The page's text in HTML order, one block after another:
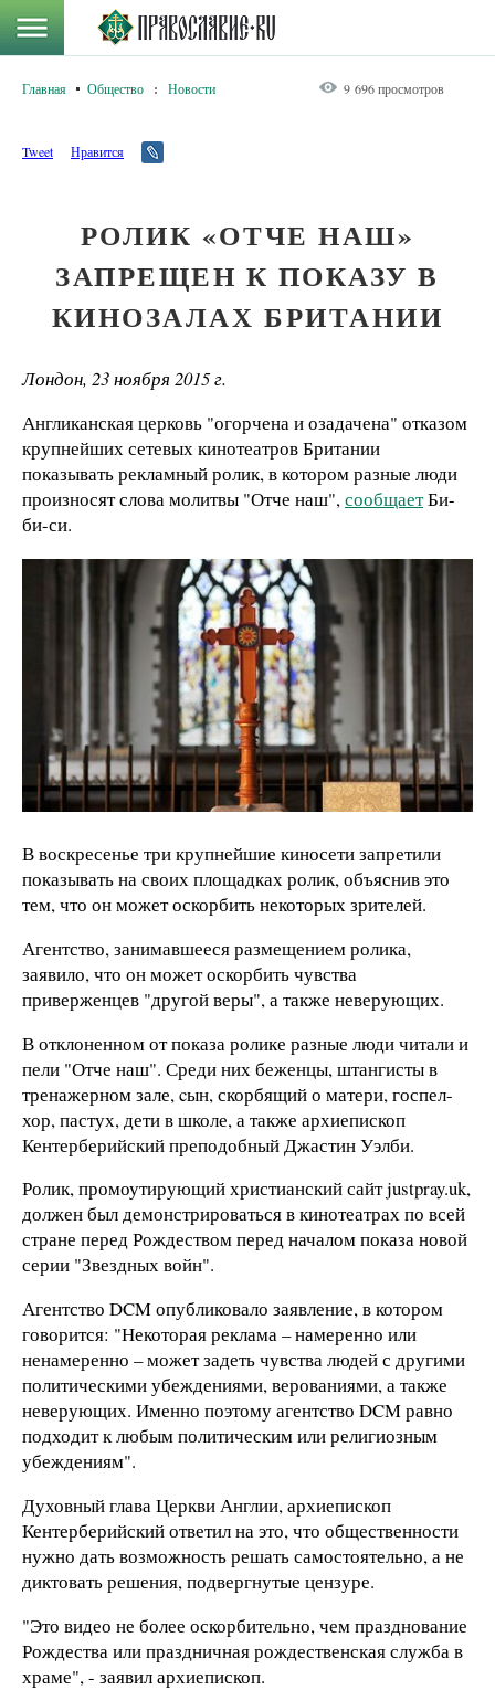
Главная Общество : Новости 9 696 просмотров
Tweet Нравится
РОЛИК «ОТЧЕ НАШ»
ЗАПРЕЩЕН К ПОКАЗУ В
КИНОЗАЛАХ БРИТАНИИ
Лондон, 23 ноября 2015 г.
Англиканская церковь "огорчена и озадачена" отказом
крупнейших сетевых кинотеатров Британии
показывать рекламный ролик, в котором разные люди
произносят слова молитвы "Отче наш",сообщаетБи-
би-си.
В воскресенье три крупнейшие киносети запретили
показывать на своих площадках ролик, объяснив это
тем, что он может оскорбить некоторых зрителей.
Агентство, занимавшееся размещением ролика,
заявило, что он может оскорбить чувства
приверженцев "другой веры", а также неверующих.
В отклоненном от показа ролике разные люди читали и
пели "Отче наш". Среди них беженцы, штангисты в
тренажерном зале, cын, скорбящий о матери, госпел-
хор, пастух, дети в школе, а также архиепископ
Кентерберийский преподобный Джастин Уэлби.
Ролик, промоутирующий христианский сайт justpray.uk,
должен был демонстрироваться в кинотеатрах по всей
стране перед Рождеством перед началом показа новой
серии "Звездных войн".
Агентство DCM опубликовало заявление, в котором
говорится: "Некоторая реклама – намеренно или
ненамеренно – может задеть чувства людей с другими
политическими убеждениями, верованиями, а также
неверующих. Именно поэтому агентство DCM равно
подходит к любым политическим или религиозным
убеждениям".
Духовный глава Церкви Англии, архиепископ
Кентерберийский ответил на это, что общественности
нужно дать возможность решать самостоятельно, а не
диктовать решения, подвергнутые цензуре.
"Это видео не более оскорбительно, чем празднование
Рождества или праздничная рождественская служба в
храме", - заявил архиепископ.